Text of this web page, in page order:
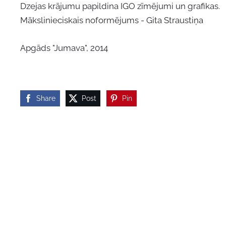
Dzejas krājumu papildina IGO zīmējumi un grafikas.
Mākslinieciskais noformējums - Gita Straustiņa
Apgāds "Jumava", 2014
Share Post Pin